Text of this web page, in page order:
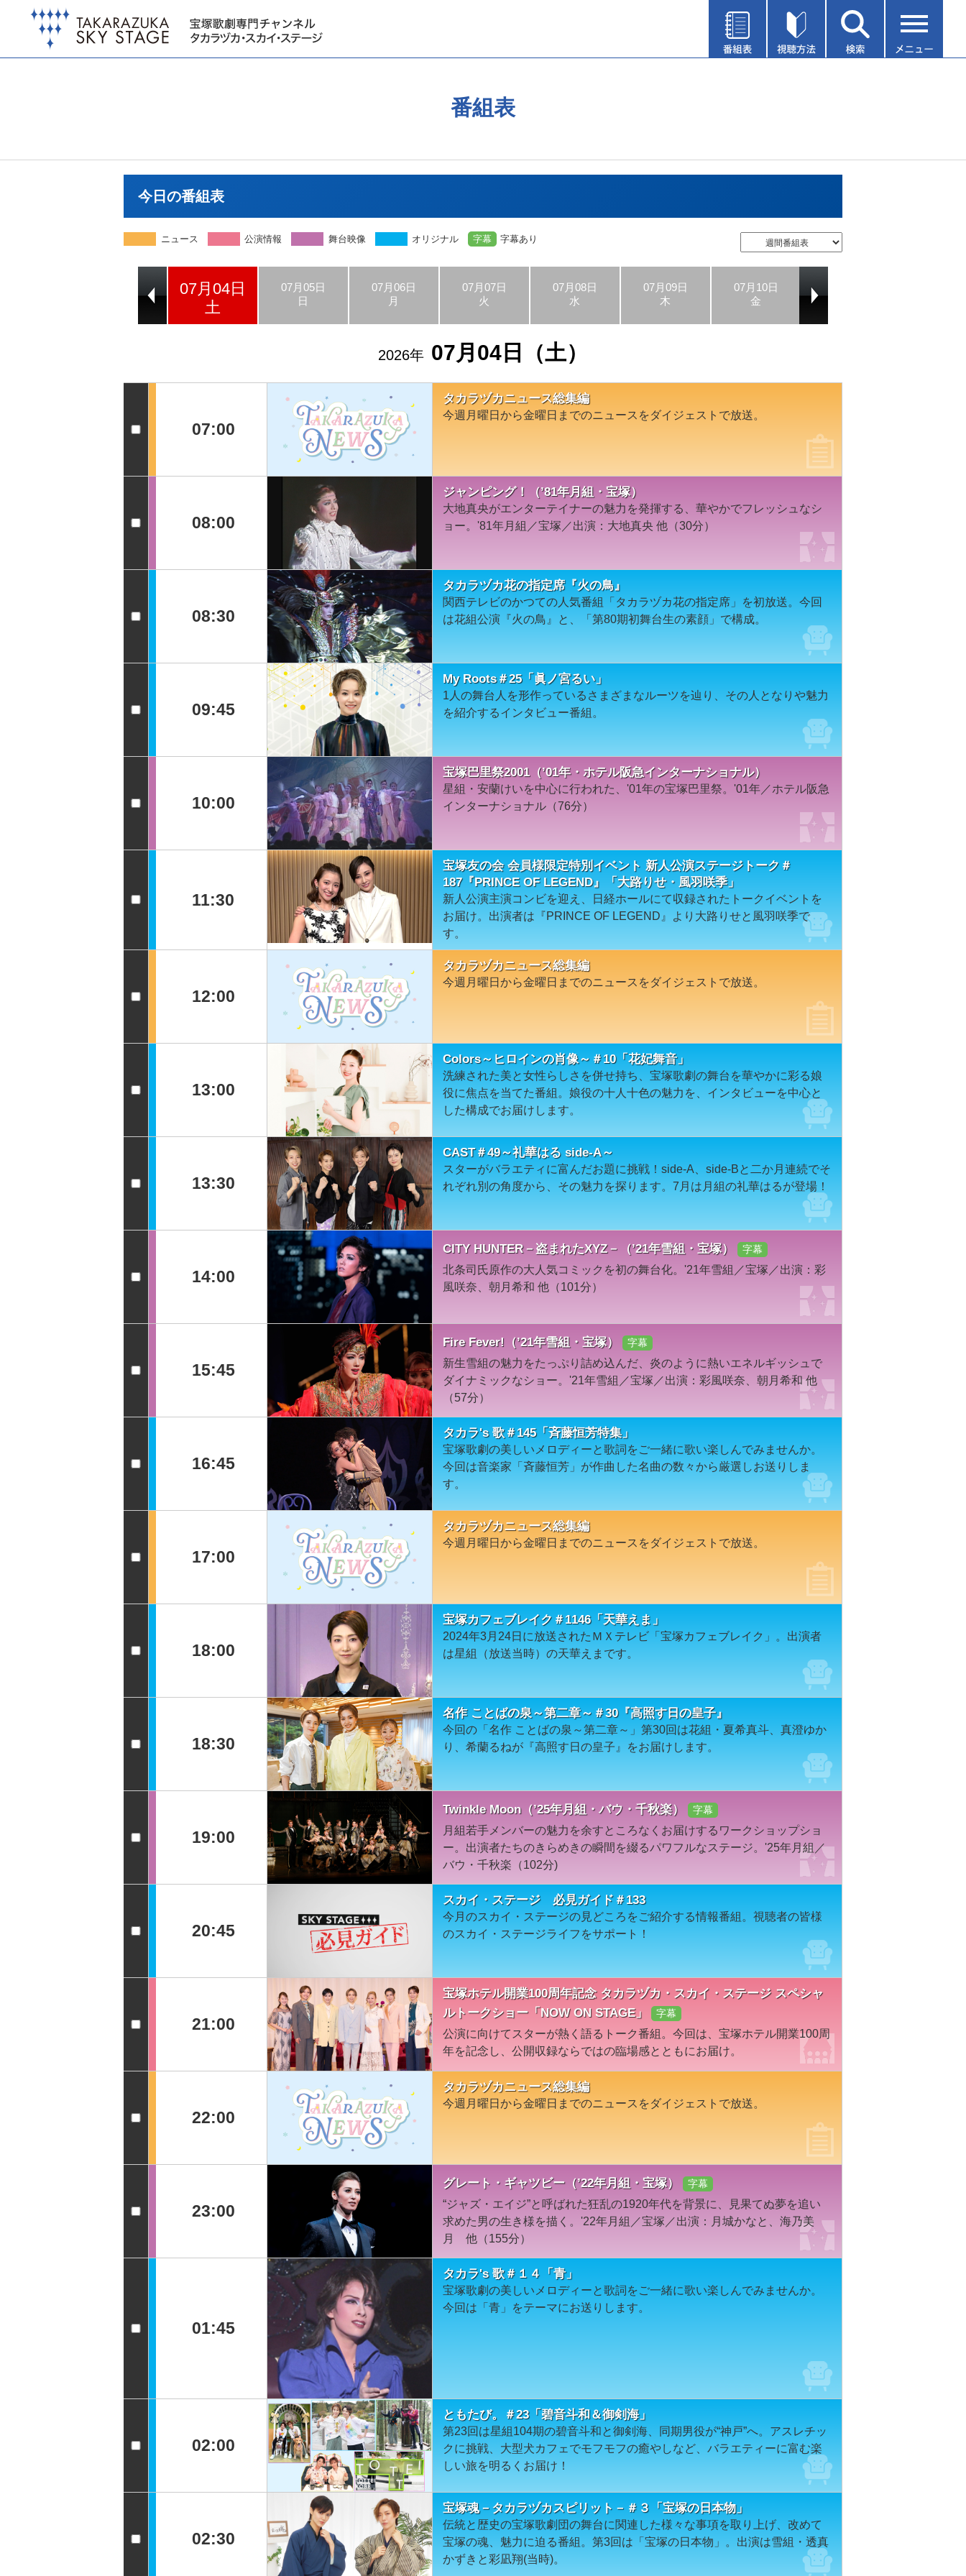
番組表
今日の番組表
ニュース 公演情報 舞台映像 オリジナル 字幕 字幕あり
07月04日
土
07月05日
日
07月06日
月
07月07日
火
07月08日
水
07月09日
木
07月10日
金
2026年 07月04日（土）
07:00
タカラヅカニュース総集編
今週月曜日から金曜日までのニュースをダイジェストで放送。
08:00
ジャンピング！（’81年月組・宝塚）
大地真央がエンターテイナーの魅力を発揮する、華やかでフレッシュなシ
ョー。'81年月組／宝塚／出演：大地真央 他（30分）
08:30
タカラヅカ花の指定席『火の鳥』
関西テレビのかつての人気番組「タカラヅカ花の指定席」を初放送。今回
は花組公演『火の鳥』と、「第80期初舞台生の素顔」で構成。
09:45
My Roots＃25「眞ノ宮るい」
1人の舞台人を形作っているさまざまなルーツを辿り、その人となりや魅力
を紹介するインタビュー番組。
10:00
宝塚巴里祭2001（’01年・ホテル阪急インターナショナル）
星組・安蘭けいを中心に行われた、'01年の宝塚巴里祭。'01年／ホテル阪急
インターナショナル（76分）
11:30
宝塚友の会 会員様限定特別イベント 新人公演ステージトーク＃
187『PRINCE OF LEGEND』「大路りせ・風羽咲季」
新人公演主演コンビを迎え、日経ホールにて収録されたトークイベントを
お届け。出演者は『PRINCE OF LEGEND』より大路りせと風羽咲季で
す。
12:00
タカラヅカニュース総集編
今週月曜日から金曜日までのニュースをダイジェストで放送。
13:00
Colors～ヒロインの肖像～＃10「花妃舞音」
洗練された美と女性らしさを併せ持ち、宝塚歌劇の舞台を華やかに彩る娘
役に焦点を当てた番組。娘役の十人十色の魅力を、インタビューを中心と
した構成でお届けします。
13:30
CAST＃49～礼華はる side-A～
スターがバラエティに富んだお題に挑戦！side-A、side-Bと二か月連続でそ
れぞれ別の角度から、その魅力を探ります。7月は月組の礼華はるが登場！
14:00
CITY HUNTER－盗まれたXYZ－（’21年雪組・宝塚） 字幕
北条司氏原作の大人気コミックを初の舞台化。'21年雪組／宝塚／出演：彩
風咲奈、朝月希和 他（101分）
15:45
Fire Fever!（’21年雪組・宝塚） 字幕
新生雪組の魅力をたっぷり詰め込んだ、炎のように熱いエネルギッシュで
ダイナミックなショー。'21年雪組／宝塚／出演：彩風咲奈、朝月希和 他
（57分）
16:45
タカラ's 歌＃145「斉藤恒芳特集」
宝塚歌劇の美しいメロディーと歌詞をご一緒に歌い楽しんでみませんか。
今回は音楽家「斉藤恒芳」が作曲した名曲の数々から厳選しお送りしま
す。
17:00
タカラヅカニュース総集編
今週月曜日から金曜日までのニュースをダイジェストで放送。
18:00
宝塚カフェブレイク＃1146「天華えま」
2024年3月24日に放送されたＭＸテレビ「宝塚カフェブレイク」。出演者
は星組（放送当時）の天華えまです。
18:30
名作 ことばの泉～第二章～＃30『高照す日の皇子』
今回の「名作 ことばの泉～第二章～」第30回は花組・夏希真斗、真澄ゆか
り、希蘭るねが『高照す日の皇子』をお届けします。
19:00
Twinkle Moon（’25年月組・バウ・千秋楽） 字幕
月組若手メンバーの魅力を余すところなくお届けするワークショップショ
ー。出演者たちのきらめきの瞬間を綴るパワフルなステージ。'25年月組／
バウ・千秋楽（102分)
20:45
スカイ・ステージ 必見ガイド＃133
今月のスカイ・ステージの見どころをご紹介する情報番組。視聴者の皆様
のスカイ・ステージライフをサポート！
21:00
宝塚ホテル開業100周年記念 タカラヅカ・スカイ・ステージ スペシャ
ルトークショー「NOW ON STAGE」
字幕
公演に向けてスターが熱く語るトーク番組。今回は、宝塚ホテル開業100周
年を記念し、公開収録ならではの臨場感とともにお届け。
22:00
タカラヅカニュース総集編
今週月曜日から金曜日までのニュースをダイジェストで放送。
23:00
グレート・ギャツビー（’22年月組・宝塚） 字幕
“ジャズ・エイジ”と呼ばれた狂乱の1920年代を背景に、見果てぬ夢を追い
求めた男の生き様を描く。'22年月組／宝塚／出演：月城かなと、海乃美
月 他（155分）
01:45
タカラ's 歌＃１４「青」
宝塚歌劇の美しいメロディーと歌詞をご一緒に歌い楽しんでみませんか。
今回は「青」をテーマにお送りします。
02:00
ともたび。＃23「碧音斗和＆御剣海」
第23回は星組104期の碧音斗和と御剣海、同期男役が“神戸”へ。アスレチッ
クに挑戦、大型犬カフェでモフモフの癒やしなど、バラエティーに富む楽
しい旅を明るくお届け！
02:30
宝塚魂－タカラヅカスピリット－＃３「宝塚の日本物」
伝統と歴史の宝塚歌劇団の舞台に関連した様々な事項を取り上げ、改めて
宝塚の魂、魅力に迫る番組。第3回は「宝塚の日本物」。出演は雪組・透真
かずきと彩凪翔(当時)。